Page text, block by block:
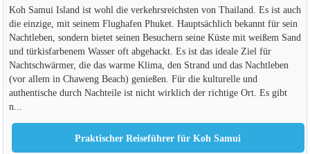
Koh Samui Island ist wohl die verkehrsreichsten von Thailand. Es ist auch
die einzige, mit seinem Flughafen Phuket. Hauptsächlich bekannt für sein
Nachtleben, sondern bietet seinen Besuchern seine Küste mit weißem Sand
und türkisfarbenem Wasser oft abgehackt. Es ist das ideale Ziel für
Nachtschwärmer, die das warme Klima, den Strand und das Nachtleben
(vor allem in Chaweng Beach) genießen. Für die kulturelle und
authentische durch Nachteile ist nicht wirklich der richtige Ort. Es gibt
n...